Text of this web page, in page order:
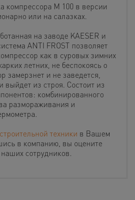
компрессора М 100 в версии
или на салазках.
на заводе KAESER и
ANTI FROST позволяет
как в суровых зимних
летних, не беспокоясь о
замерзнет и не заведется,
выйдет из строя. Состоит из
комбинированного
размораживания и
техники в Вашем
в компанию, вы оцените
сотрудников.